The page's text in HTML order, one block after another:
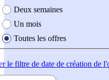
Deux semaines
Un mois
Toutes les offres
le filtre de date de création de